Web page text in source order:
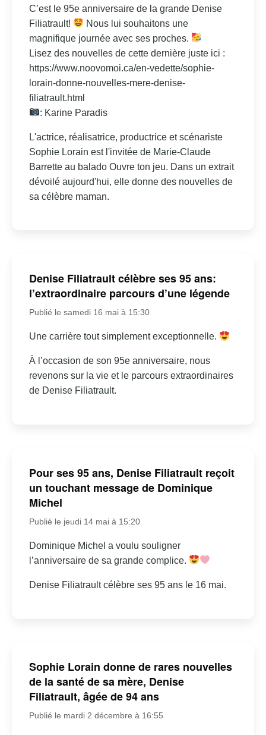
C’est le 95e anniversaire de la grande Denise
Filiatrault!
Nous lui souhaitons une
magnifique journée avec ses proches.
Lisez des nouvelles de cette dernière juste ici :
https://www.noovomoi.ca/en-vedette/sophie-
lorain-donne-nouvelles-mere-denise-
filiatrault.html
: Karine Paradis
L'actrice, réalisatrice, productrice et scénariste
Sophie Lorain est l'invitée de Marie-Claude
Barrette au balado Ouvre ton jeu. Dans un extrait
dévoilé aujourd'hui, elle donne des nouvelles de
sa célèbre maman.
Denise Filiatrault célèbre ses 95 ans:
l’extraordinaire parcours d’une légende
Publié le samedi 16 mai à 15:30
Une carrière tout simplement exceptionnelle.
À l’occasion de son 95e anniversaire, nous
revenons sur la vie et le parcours extraordinaires
de Denise Filiatrault.
Pour ses 95 ans, Denise Filiatrault reçoit
un touchant message de Dominique
Michel
Publié le jeudi 14 mai à 15:20
Dominique Michel a voulu souligner
l’anniversaire de sa grande complice.
Denise Filiatrault célèbre ses 95 ans le 16 mai.
Sophie Lorain donne de rares nouvelles
de la santé de sa mère, Denise
Filiatrault, âgée de 94 ans
Publié le mardi 2 décembre à 16:55